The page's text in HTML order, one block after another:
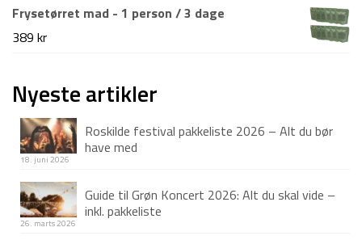
Frysetørret mad - 1 person / 3 dage
389 kr
Nyeste artikler
Roskilde festival pakkeliste 2026 – Alt du bør
have med
18. juni 2026
Guide til Grøn Koncert 2026: Alt du skal vide –
inkl. pakkeliste
26. marts 2026